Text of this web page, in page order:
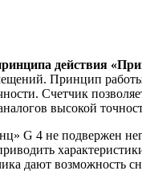
действия
Принцип работы
Счетчик
высокой
G 4 не подвержен
дают